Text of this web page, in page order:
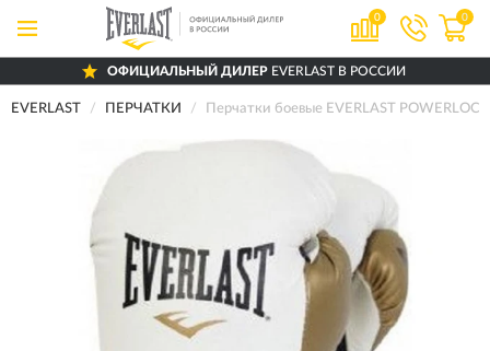
0 0
ОФИЦИАЛЬНЫЙ ДИЛЕР EVERLAST В РОССИИ
EVERLAST ПЕРЧАТКИ Перчатки боевые EVERLAST